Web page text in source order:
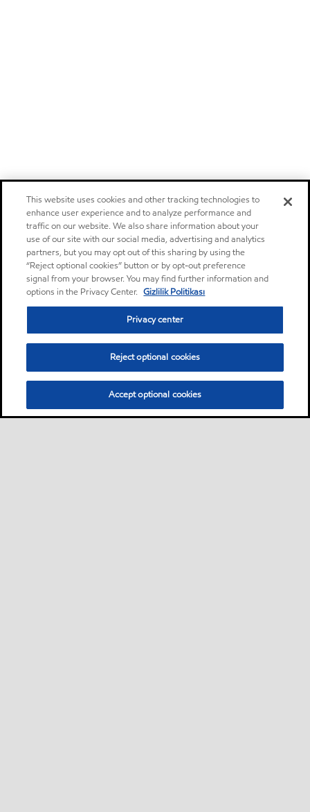
This website uses cookies and other tracking technologies to
enhance user experience and to analyze performance and
traffic on our website. We also share information about your
use of our site with our social media, advertising and analytics
partners, but you may opt out of this sharing by using the
“Reject optional cookies” button or by opt-out preference
signal from your browser. You may find further information and
options in the Privacy Center. Gizlilik Politikası
Privacy center
Reject optional cookies
Accept optional cookies